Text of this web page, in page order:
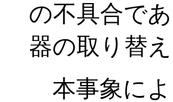
の不具合で
器の取り替
本事象によ